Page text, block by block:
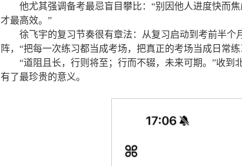
他尤其强调备考最忌盲目攀比：“别因他人进度快而
才最高效。”
徐飞宇的复习节奏很有章法：从复习启动到考前半
阵，“把每一次练习都当成考场，把真正的考场当成日常练
“道阻且长，行则将至；行而不辍，未来可期。”收
有了最珍贵的意义。